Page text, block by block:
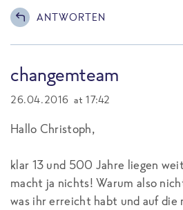
ANTWORTEN
changemteam
26.04.2016 at 17:42
Hallo Christoph,
klar 13 und 500 Jahre liegen
macht ja nichts! Warum also
was ihr erreicht habt und auf die